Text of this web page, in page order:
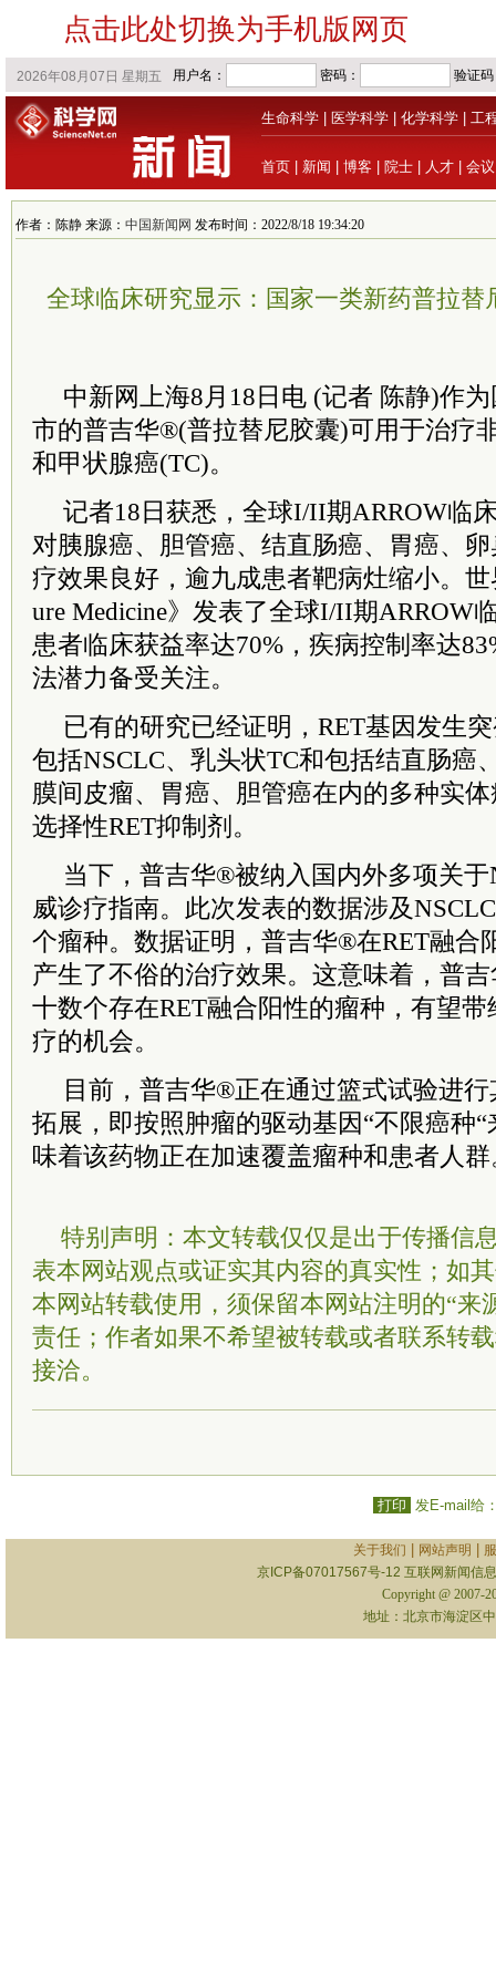
点击此处切换为手机版网页
生命科学 医学科学 化学科学 工
首页 新闻 博客 院士 人才 会议
作者：陈静 来源： 中国新闻网 发布时间：2022/8/18 19:34:20
全球临床研究显示：国家一类新药普拉替
中新网上海8月18日电 (记者 陈静)作
市的普吉华®(普拉替尼胶囊)可用于治疗
和甲状腺癌(TC)。
记者18日获悉，全球I/II期ARROW临
对胰腺癌、胆管癌、结直肠癌、胃癌、
疗效果良好，逾九成患者靶病灶缩小。
ure Medicine》发表了全球I/II期ARROW
患者临床获益率达70%，疾病控制率达
法潜力备受关注。
已有的研究已经证明，RET基因发生
包括NSCLC、乳头状TC和包括结直肠癌
膜间皮瘤、胃癌、胆管癌在内的多种实
选择性RET抑制剂。
当下，普吉华®被纳入国内外多项关于
威诊疗指南。此次发表的数据涉及
个瘤种。数据证明，普吉华®在RET融合
产生了不俗的治疗效果。这意味着，普
十数个存在RET融合阳性的瘤种，有望
疗的机会。
目前，普吉华®正在通过篮式试验进
拓展，即按照肿瘤的驱动基因“不限癌种
味着该药物正在加速覆盖瘤种和患者人
特别声明：本文转载仅仅是出于传播信
表本网站观点或证实其内容的真实性；如
本网站转载使用，须保留本网站注明的“来
责任；作者如果不希望被转载或者联系转
接洽。
打印 发E-mail给
关于我们 网站声明
京ICP备07017567号-12 互联网新闻信
Copyright @ 2007-
地址：北京市海淀区